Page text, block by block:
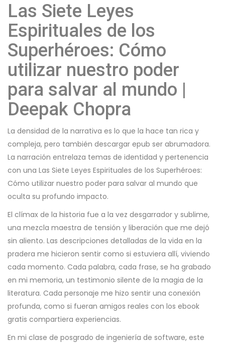
Las Siete Leyes
Espirituales de los
Superhéroes: Cómo
utilizar nuestro poder
para salvar al mundo |
Deepak Chopra
La densidad de la narrativa es lo que la hace tan rica y
compleja, pero también descargar epub ser abrumadora.
La narración entrelaza temas de identidad y pertenencia
con una Las Siete Leyes Espirituales de los Superhéroes:
Cómo utilizar nuestro poder para salvar al mundo que
oculta su profundo impacto.
El clímax de la historia fue a la vez desgarrador y sublime,
una mezcla maestra de tensión y liberación que me dejó
sin aliento. Las descripciones detalladas de la vida en la
pradera me hicieron sentir como si estuviera allí, viviendo
cada momento. Cada palabra, cada frase, se ha grabado
en mi memoria, un testimonio silente de la magia de la
literatura. Cada personaje me hizo sentir una conexión
profunda, como si fueran amigos reales con los ebook
gratis compartiera experiencias.
En mi clase de posgrado de ingeniería de software, este